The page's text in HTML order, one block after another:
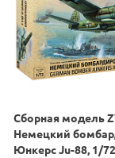
Сборная модель
Немецкий
Юнкерс Ju-88, 1/72